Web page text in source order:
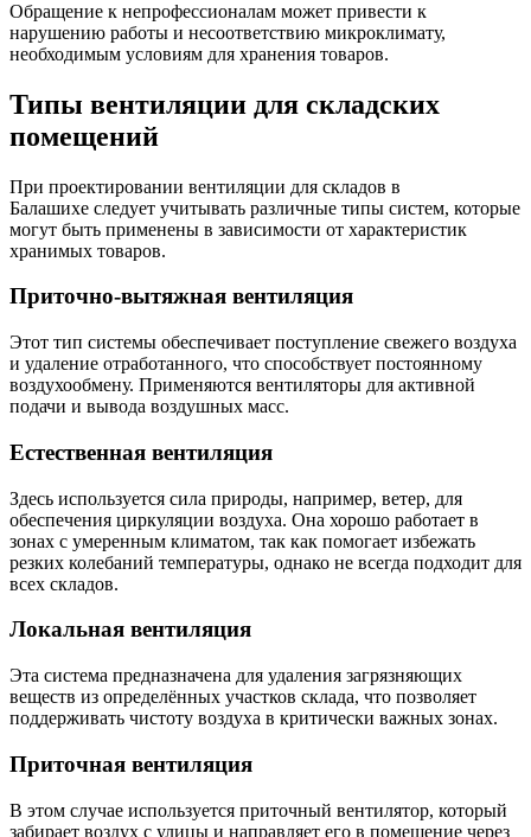
Обращение к непрофессионалам может привести к
нарушению работы и несоответствию микроклимату,
необходимым условиям для хранения товаров.
Типы вентиляции для складских
помещений
При проектировании вентиляции для складов в
Балашихе следует учитывать различные типы систем, которые
могут быть применены в зависимости от характеристик
хранимых товаров.
Приточно-вытяжная вентиляция
Этот тип системы обеспечивает поступление свежего воздуха
и удаление отработанного, что способствует постоянному
воздухообмену. Применяются вентиляторы для активной
подачи и вывода воздушных масс.
Естественная вентиляция
Здесь используется сила природы, например, ветер, для
обеспечения циркуляции воздуха. Она хорошо работает в
зонах с умеренным климатом, так как помогает избежать
резких колебаний температуры, однако не всегда подходит для
всех складов.
Локальная вентиляция
Эта система предназначена для удаления загрязняющих
веществ из определённых участков склада, что позволяет
поддерживать чистоту воздуха в критически важных зонах.
Приточная вентиляция
В этом случае используется приточный вентилятор, который
забирает воздух с улицы и направляет его в помещение через